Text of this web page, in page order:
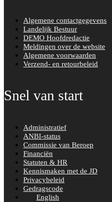
Algemene contactgegevens
Landelijk Bestuur
DEMO Hoofdredactie
Meldingen over de website
Algemene voorwaarden
Verzend- en retourbeleid
Snel van start
Administratief
ANBI-status
Commissie van Beroep
Financiën
Statuten & HR
Kennismaken met de JD
Privacybeleid
Gedragscode
English